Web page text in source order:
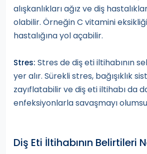
alışkanlıkları ağız ve diş
olabilir. Örneğin C vitamini
hastalığına yol açabilir.
Stres: Stres de diş eti iltihabının
yer alır. Sürekli stres, bağışıklık
zayıflatabilir ve diş eti iltihabı da
enfeksiyonlarla savaşmayı
Diş Eti İltihabının Belirtileri